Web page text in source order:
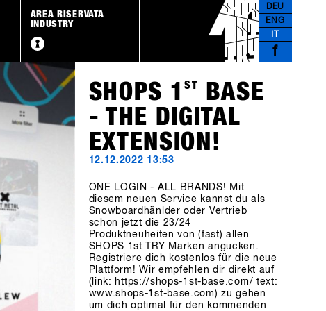
DEU
ENG
f
AREA RISERVATA
INDUSTRY
SHOPS 1ST
BASE
- THE DIGITAL
EXTENSION!
12.12.2022 13:53
ONE LOGIN - ALL BRANDS! Mit
diesem neuen Service kannst du als
Snowboardhänlder oder Vertrieb
schon jetzt die 23/24
Produktneuheiten von (fast) allen
SHOPS 1st TRY Marken angucken.
Registriere dich kostenlos für die neue
Plattform! Wir empfehlen dir direkt auf
(link: https://shops-1st-base.com/ text:
www.shops-1st-base.com) zu gehen
um dich optimal für den kommenden